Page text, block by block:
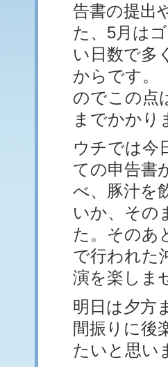
告書の提出
た、5月は
い日数で多
からです。
のでこの点
までかかり
ウチでは今
ての申告書
べ、豚汁を
いか、その
た。そのあ
で行われた
演を楽しま
明日は夕方
間振りに後
たいと思い